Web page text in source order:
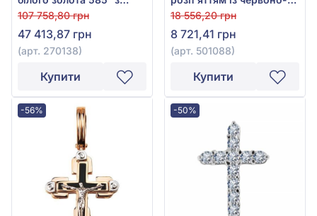
фіанітом, арт. 270138
107 758,80 грн
47 413,87 грн
(арт. 270138)
Купити
білого золота 585°, арт.
501088
18 556,20 грн
8 721,41 грн
(арт. 501088)
Купити
-56% -50%